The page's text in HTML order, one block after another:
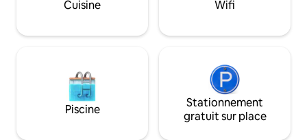
parfaite pour les couples, les familles et
quartier familial, rue cul-de-sac.
Cuisine Wifi
Piscine
Stationnement
gratuit sur place